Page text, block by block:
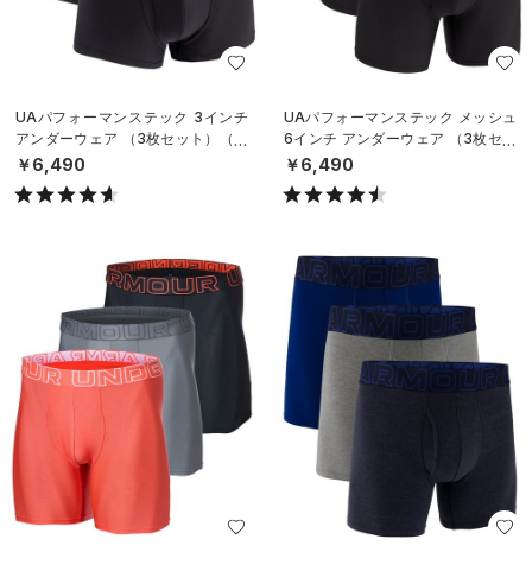
UAパフォーマンステック 3インチ
アンダーウェア （3枚セット）（ト
レーニング/MEN）
￥6,490
UAパフォーマンステック メッシュ
6インチ アンダーウェア （3枚セッ
ト）（トレーニング/MEN）
￥6,490